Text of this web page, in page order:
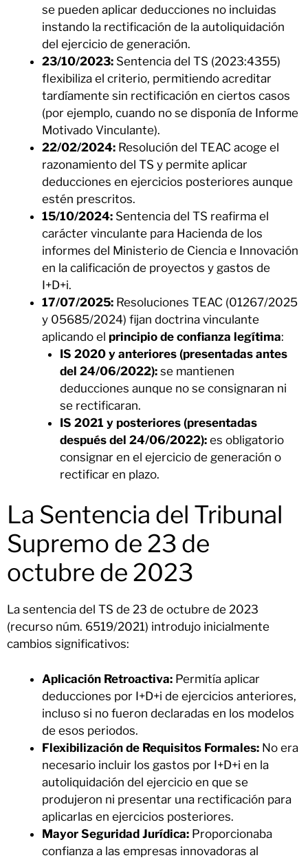
se pueden aplicar deducciones no incluidas
instando la rectificación de la autoliquidación
del ejercicio de generación.
23/10/2023: Sentencia del TS (2023:4355)
flexibiliza el criterio, permitiendo acreditar
tardíamente sin rectificación en ciertos casos
(por ejemplo, cuando no se disponía de Informe
Motivado Vinculante).
22/02/2024: Resolución del TEAC acoge el
razonamiento del TS y permite aplicar
deducciones en ejercicios posteriores aunque
estén prescritos.
15/10/2024: Sentencia del TS reafirma el
carácter vinculante para Hacienda de los
informes del Ministerio de Ciencia e Innovación
en la calificación de proyectos y gastos de
I+D+i.
17/07/2025: Resoluciones TEAC (01267/2025
y 05685/2024) fijan doctrina vinculante
aplicando el principio de confianza legítima:
IS 2020 y anteriores (presentadas antes
del 24/06/2022):se mantienen
deducciones aunque no se consignaran ni
se rectificaran.
IS 2021 y posteriores (presentadas
después del 24/06/2022):es obligatorio
consignar en el ejercicio de generación o
rectificar en plazo.
La Sentencia del Tribunal
Supremo de 23 de
octubre de 2023
La sentencia del TS de 23 de octubre de 2023
(recurso núm. 6519/2021) introdujo inicialmente
cambios significativos:
Aplicación Retroactiva: Permitía aplicar
deducciones por I+D+i de ejercicios anteriores,
incluso si no fueron declaradas en los modelos
de esos periodos.
Flexibilización de Requisitos Formales: No era
necesario incluir los gastos por I+D+i en la
autoliquidación del ejercicio en que se
produjeron ni presentar una rectificación para
aplicarlas en ejercicios posteriores.
Mayor Seguridad Jurídica: Proporcionaba
confianza a las empresas innovadoras al